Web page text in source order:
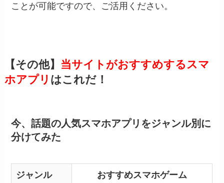
ことが可能ですので、ご活用ください。
【その他】 当サイトがおすすめするスマ
ホアプリ はこれだ！
今、話題の人気スマホアプリをジャンル別に
分けてみた
ジャンル おすすめスマホゲーム